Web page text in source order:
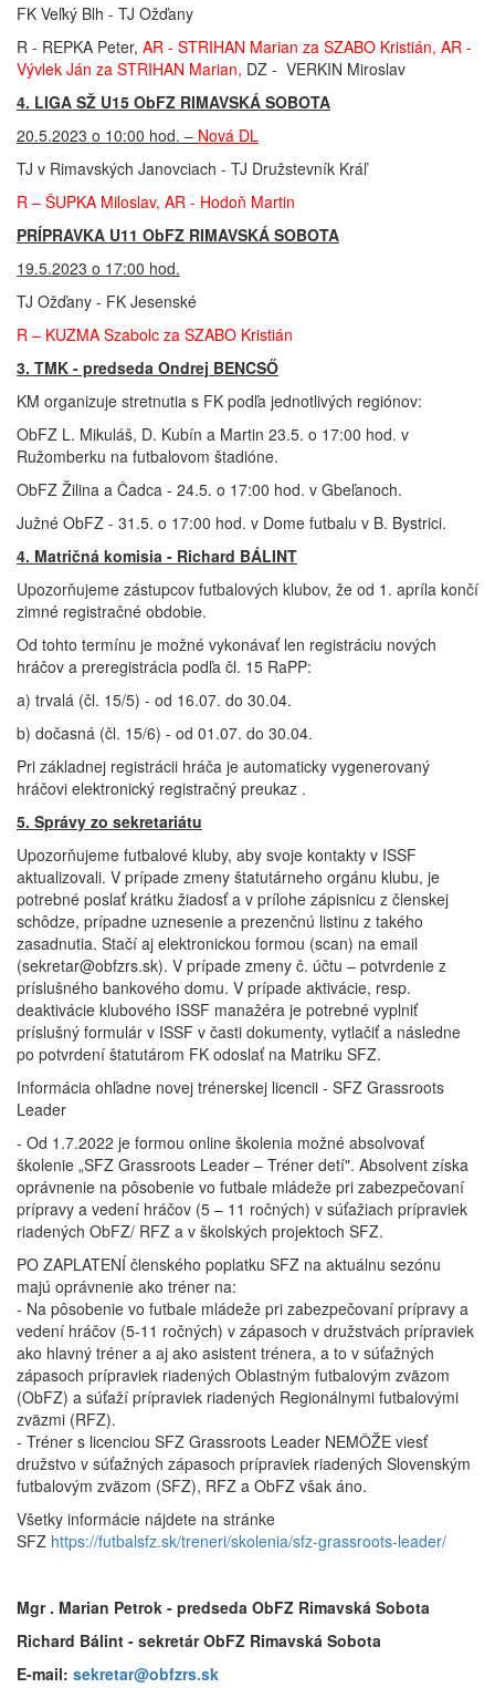
FK Veľký Blh - TJ Ožďany
R - REPKA Peter, AR - STRIHAN Marian za SZABO Kristián, AR -
Vývlek Ján za STRIHAN Marian, DZ - VERKIN Miroslav
4. LIGA SŽ U15 ObFZ RIMAVSKÁ SOBOTA
20.5.2023 o 10:00 hod. – Nová DL
TJ v Rimavských Janovciach - TJ Družstevník Kráľ
R – ŠUPKA Miloslav, AR - Hodoň Martin
PRÍPRAVKA U11 ObFZ RIMAVSKÁ SOBOTA
19.5.2023 o 17:00 hod.
TJ Ožďany - FK Jesenské
R – KUZMA Szabolc za SZABO Kristián
3. TMK - predseda Ondrej BENCSŐ
KM organizuje stretnutia s FK podľa jednotlivých regiónov:
ObFZ L. Mikuláš, D. Kubín a Martin 23.5. o 17:00 hod. v
Ružomberku na futbalovom štadióne.
ObFZ Žilina a Čadca - 24.5. o 17:00 hod. v Gbeľanoch.
Južné ObFZ - 31.5. o 17:00 hod. v Dome futbalu v B. Bystrici.
4. Matričná komisia - Richard BÁLINT
Upozorňujeme zástupcov futbalových klubov, že od 1. apríla končí
zimné registračné obdobie.
Od tohto termínu je možné vykonávať len registráciu nových
hráčov a preregistrácia podľa čl. 15 RaPP:
a) trvalá (čl. 15/5) - od 16.07. do 30.04.
b) dočasná (čl. 15/6) - od 01.07. do 30.04.
Pri základnej registrácii hráča je automaticky vygenerovaný
hráčovi elektronický registračný preukaz .
5. Správy zo sekretariátu
Upozorňujeme futbalové kluby, aby svoje kontakty v ISSF
aktualizovali. V prípade zmeny štatutárneho orgánu klubu, je
potrebné poslať krátku žiadosť a v prílohe zápisnicu z členskej
schôdze, prípadne uznesenie a prezenčnú listinu z takého
zasadnutia. Stačí aj elektronickou formou (scan) na email
(sekretar@obfzrs.sk). V prípade zmeny č. účtu – potvrdenie z
príslušného bankového domu. V prípade aktivácie, resp.
deaktivácie klubového ISSF manažéra je potrebné vyplniť
príslušný formulár v ISSF v časti dokumenty, vytlačiť a následne
po potvrdení štatutárom FK odoslať na Matriku SFZ.
Informácia ohľadne novej trénerskej licencii - SFZ Grassroots
Leader
- Od 1.7.2022 je formou online školenia možné absolvovať
školenie „SFZ Grassroots Leader – Tréner detí". Absolvent získa
oprávnenie na pôsobenie vo futbale mládeže pri zabezpečovaní
prípravy a vedení hráčov (5 – 11 ročných) v súťažiach prípraviek
riadených ObFZ/ RFZ a v školských projektoch SFZ.
PO ZAPLATENÍ členského poplatku SFZ na aktuálnu sezónu
majú oprávnenie ako tréner na:
- Na pôsobenie vo futbale mládeže pri zabezpečovaní prípravy a
vedení hráčov (5-11 ročných) v zápasoch v družstvách prípraviek
ako hlavný tréner a aj ako asistent trénera, a to v súťažných
zápasoch prípraviek riadených Oblastným futbalovým zväzom
(ObFZ) a súťaží prípraviek riadených Regionálnymi futbalovými
zväzmi (RFZ).
- Tréner s licenciou SFZ Grassroots Leader NEMÔŽE viesť
družstvo v súťažných zápasoch prípraviek riadených Slovenským
futbalovým zväzom (SFZ), RFZ a ObFZ však áno.
Všetky informácie nájdete na stránke
SFZ https://futbalsfz.sk/treneri/skolenia/sfz-grassroots-leader/
Mgr . Marian Petrok - predseda ObFZ Rimavská Sobota
Richard Bálint - sekretár ObFZ Rimavská Sobota
E-mail: sekretar@obfzrs.sk